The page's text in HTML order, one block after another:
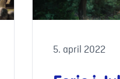
5. april 2022